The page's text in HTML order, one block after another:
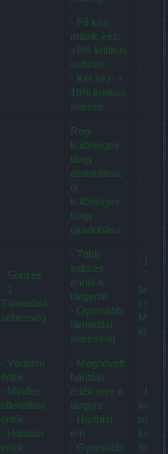
-
- Fő kéz,
másik kéz:
+8% kritikus
sebzés
- Két kéz: +
16% kritikus
sebzés
-
-
Régi
különleges
tárgy
átalakítása,
új
különleges
tárgy
újradobása
-
- Sebzés
- 1
Támadási
sebesség
- Több
sebzés
ennél a
tárgynál
- Gyorsabb
támadási
sebesség
-
-
idejét.
- Védelmi
érték
- Minden
ellenállási
érték
- Hárítási
érték
- Megnövelt
hárítási
érték erre a
tárgyra
- Hárítási
erő
- Gyorsabb
-